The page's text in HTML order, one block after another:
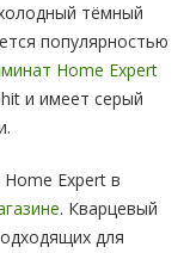
тёмный
популярностью
Home Expert
и имеет серый
Expert в
. Кварцевый
для